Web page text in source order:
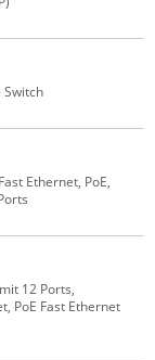
Switch
Ethernet, PoE,
12 Ports,
PoE Fast Ethernet